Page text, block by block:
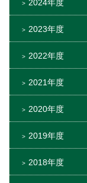
2024年度
2023年度
2022年度
2021年度
2020年度
2019年度
2018年度